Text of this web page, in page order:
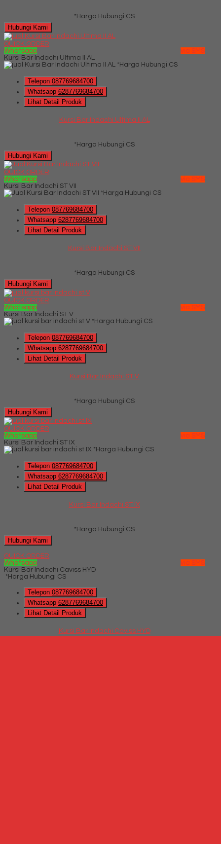
*Harga Hubungi CS
Hubungi Kami
QUICK ORDER
Whatsapp
via SMS
Kursi Bar Indachi Ultima II AL
*Harga Hubungi CS
Telepon 087769684700
Whatsapp 6287769684700
Lihat Detail Produk
Kursi Bar Indachi Ultima II AL
*Harga Hubungi CS
Hubungi Kami
QUICK ORDER
Whatsapp
via SMS
Kursi Bar Indachi ST VII
*Harga Hubungi CS
Telepon 087769684700
Whatsapp 6287769684700
Lihat Detail Produk
Kursi Bar Indachi ST VII
*Harga Hubungi CS
Hubungi Kami
QUICK ORDER
Whatsapp
via SMS
Kursi Bar Indachi ST V
*Harga Hubungi CS
Telepon 087769684700
Whatsapp 6287769684700
Lihat Detail Produk
Kursi Bar Indachi ST V
*Harga Hubungi CS
Hubungi Kami
QUICK ORDER
Whatsapp
via SMS
Kursi Bar Indachi ST IX
*Harga Hubungi CS
Telepon 087769684700
Whatsapp 6287769684700
Lihat Detail Produk
Kursi Bar Indachi ST IX
*Harga Hubungi CS
Hubungi Kami
QUICK ORDER
Whatsapp
via SMS
Kursi Bar Indachi Caviss HYD
*Harga Hubungi CS
Telepon 087769684700
Whatsapp 6287769684700
Lihat Detail Produk
Kursi Bar Indachi Caviss HYD